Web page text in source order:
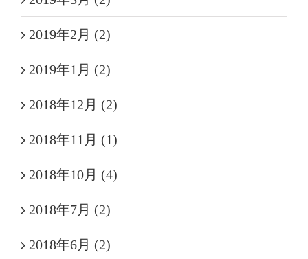
2019年2月 (2)
2019年1月 (2)
2018年12月 (2)
2018年11月 (1)
2018年10月 (4)
2018年7月 (2)
2018年6月 (2)